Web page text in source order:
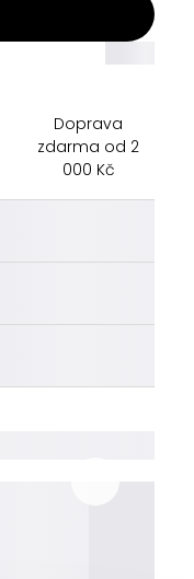
Doprava
zdarma od 2
000 Kč